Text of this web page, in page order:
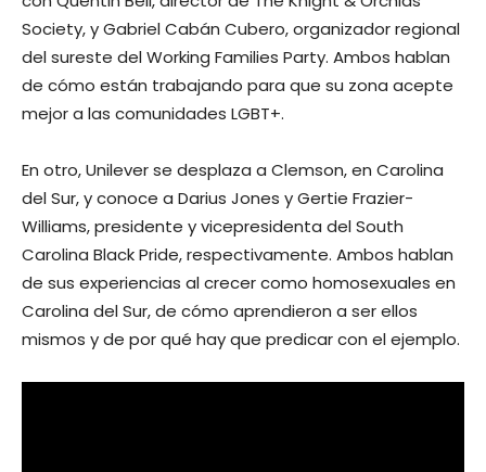
Society, y Gabriel Cabán Cubero, organizador regional
del sureste del Working Families Party. Ambos hablan
de cómo están trabajando para que su zona acepte
mejor a las comunidades LGBT+.
En otro, Unilever se desplaza a Clemson, en Carolina
del Sur, y conoce a Darius Jones y Gertie Frazier-
Williams, presidente y vicepresidenta del South
Carolina Black Pride, respectivamente. Ambos hablan
de sus experiencias al crecer como homosexuales en
Carolina del Sur, de cómo aprendieron a ser ellos
mismos y de por qué hay que predicar con el ejemplo.